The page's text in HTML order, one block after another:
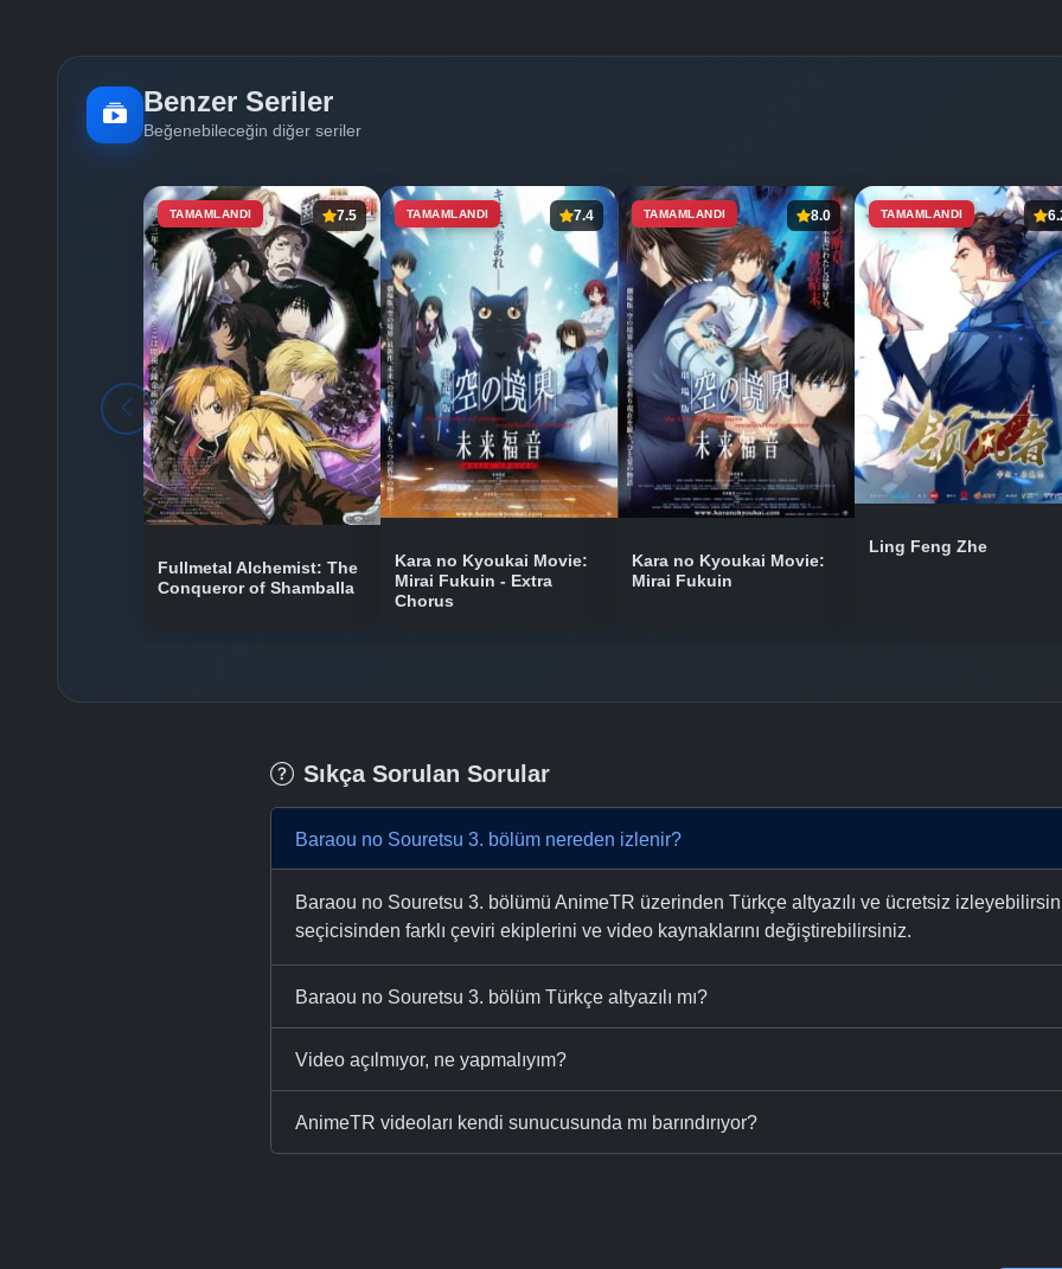
Benzer Seriler
Beğenebileceğin diğer seriler
TAMAMLANDI 7.5
Fullmetal Alchemist: The
Conqueror of Shamballa
TAMAMLANDI 7.4
Kara no Kyoukai Movie:
Mirai Fukuin - Extra
Chorus
TAMAMLANDI 8.0
Kara no Kyoukai Movie:
Mirai Fukuin
TAMAMLANDI
Ling Feng Zhe
Sıkça Sorulan Sorular
Baraou no Souretsu 3. bölüm nereden izlenir?
Baraou no Souretsu 3. bölümü AnimeTR üzerinden Türkçe altyazılı ve ücretsiz
seçicisinden farklı çeviri ekiplerini ve video kaynaklarını değiştirebilirsiniz.
Baraou no Souretsu 3. bölüm Türkçe altyazılı mı?
Video açılmıyor, ne yapmalıyım?
AnimeTR videoları kendi sunucusunda mı barındırıyor?